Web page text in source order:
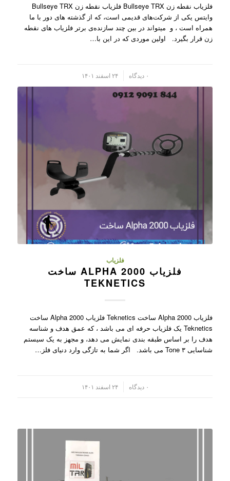
فلزیاب نقطه زن Bullseye TRX فلزیاب نقطه زن Bullseye TRX
وایتس یکی از شرکت‌های قدیمی است، که از گذشته های دور با ما
همراه است ، و میتواند در بین چند سازنده‌ی برتر فلزیاب های نقطه
زن قرار بگیرد. اولین موردی که در این با…
۰ دیدگاه ۲۴ اسفند ۱۴۰۱
فلزیاب
فلزیاب ALPHA 2000 ساخت
TEKNETICS
فلزیاب Alpha 2000 ساخت Teknetics فلزیاب Alpha 2000 ساخت
Teknetics یک فلزیاب حرفه ای می باشد ، که عمق هدف و شناسه
هدف را بر اساس طبقه بندی نمایش می دهد، و مجهز به یک سیستم
شناسایی ۳ Tone می باشد. اگر شما به تازگی وارد دنیای فلز…
۰ دیدگاه ۲۴ اسفند ۱۴۰۱